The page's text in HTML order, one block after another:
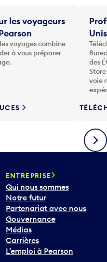
voyages combine
à vous préparer
des
voie
Qui nous sommes
Notre futur
Partenariat avec nous
Gouvernance
Médias
Carrières
L’emploi à Pearson